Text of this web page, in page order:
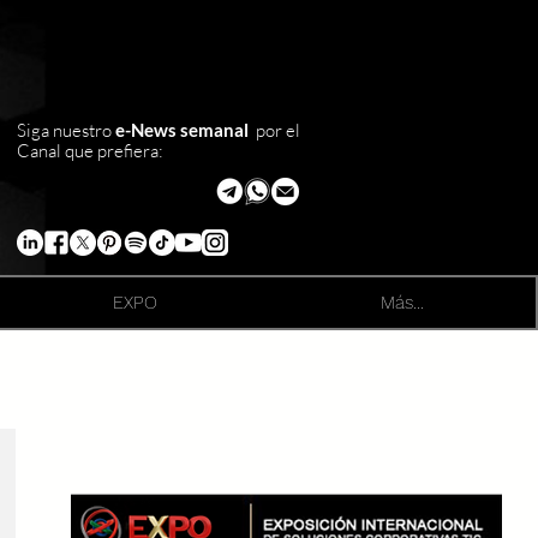
Siga nuestroe-News semanal por el
Canal que prefiera:
EXPO Más...